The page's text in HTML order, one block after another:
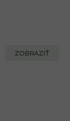
ZOBRAZIŤ